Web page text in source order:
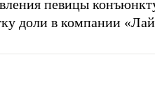
певицы
доли в компании